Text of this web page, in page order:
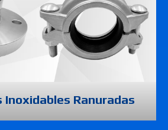
Inoxidables Ranuradas